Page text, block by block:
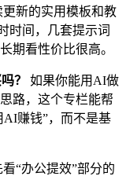
新的实用模板和教
时间，几套提示词
期看性价比很高。
？
如果你能用AI做
路，这个专栏能帮
AI赚钱”，而不是基
看“办公提效”部分的